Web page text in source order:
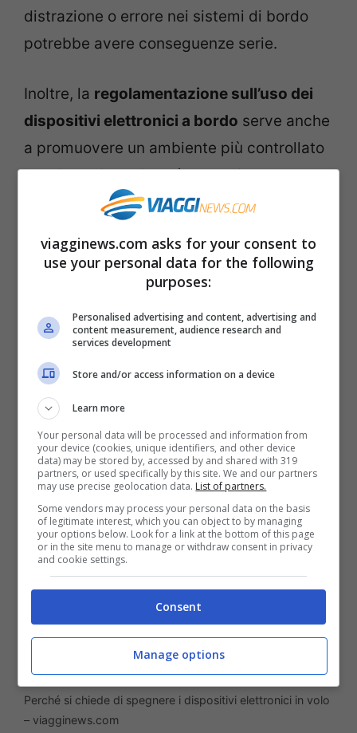
distrazione o errore nei sistemi di bordo
potrebbe avere conseguenze serie.
Inoltre, la regolamentazione sull’uso dei
dispositivi elettronici a bordo serve anche
a promuovere un ambiente più controllato
in cui l’equipaggio può comunicare
efficacemente con i passeggeri senza il
mal interpretate a causa dell’uso di cuffie o
della distrazione legata agli schermi
luminosi. È interessante notare come
questa politica sia in continua evoluzione:
negli ultimi anni, molte compagnie aeree
l’utilizzo di dispositivi in modalità aereo
durante quasi tutto il volo, eccezion fatta
per le fasi più delicate.
Perché si chiede di spegnere i dispositivi elettronici in volo
– viagginews.com
viagginews.com asks for your consent to
use your personal data for the following
purposes:
Personalised advertising and content, advertising and
content measurement, audience research and
services development
Store and/or access information on a device
Learn more
Your personal data will be processed and information from
your device (cookies, unique identifiers, and other device
data) may be stored by, accessed by and shared with 319
partners, or used specifically by this site. We and our partners
may use precise geolocation data. List of partners.
Some vendors may process your personal data on the basis
of legitimate interest, which you can object to by managing
your options below. Look for a link at the bottom of this page
or in the site menu to manage or withdraw consent in privacy
and cookie settings.
Consent
Manage options